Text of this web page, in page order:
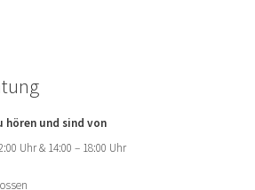
hören und sind von
Uhr & 14:00 – 18:00 Uhr